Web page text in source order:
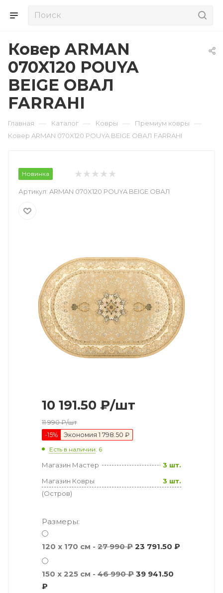
Ковер ARMAN
070X120 POUYA
BEIGE ОВАЛ
FARRAHI
Главная — Каталог — Ковры — Премиум ковры —
Ковер ARMAN 070X120 POUYA BEIGE ОВАЛ FARRAHI
Новинка
Артикул: ARMAN 070X120 POUYA BEIGE ОВАЛ
10 191.50 ₽/шт
11 990₽/шт
-15% Экономия 1 798.50 ₽
Есть в наличии: 6
Магазин Мастер
3 шт.
Магазин Ковры
(Остров)
3 шт.
Размеры:
120 x 170 см - 27 990 ₽ 23 791.50 ₽
150 x 225 см - 46 990 ₽ 39 941.50
₽